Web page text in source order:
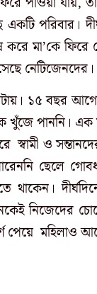
একটি পরিবার।
মা’কে ফিরে
নেটিজেনদের।
১৫ বছর
খুঁজে পাননি।
ও
ছেলে
থাকেন।
নিজেদের
পেয়ে মহিলাও